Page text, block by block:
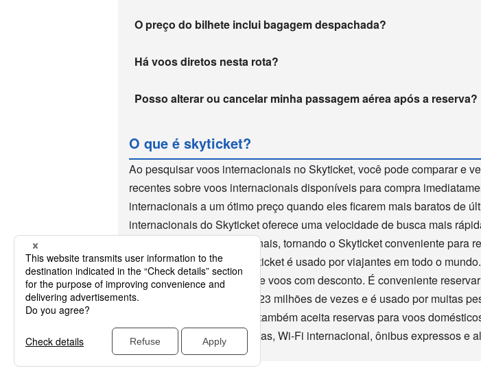
O preço do bilhete inclui bagagem despachada?
Há voos diretos nesta rota?
Posso alterar ou cancelar minha passagem aérea após a reserva?
O que é skyticket?
Ao pesquisar voos internacionais no Skyticket, você pode comparar e
recentes sobre voos internacionais disponíveis para compra
internacionais a um ótimo preço quando eles ficarem mais baratos de
internacionais do Skyticket oferece uma velocidade de busca mais
reserva de voos internacionais, tornando o Skyticket conveniente para
voos internacionais. O Skyticket é usado por viajantes em todo o
de 10 anos como um site de voos com desconto. É conveniente
aplicativo, que foi baixado 23 milhões de vezes e é usado por muitas
internacionais, o Skyticket também aceita reservas para voos
hotéis, excursões domésticas, Wi-Fi internacional, ônibus expressos e